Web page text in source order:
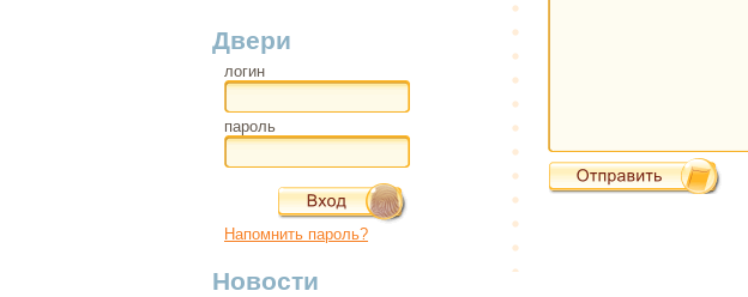
Двери
логин
пароль
Напомнить пароль?
Новости